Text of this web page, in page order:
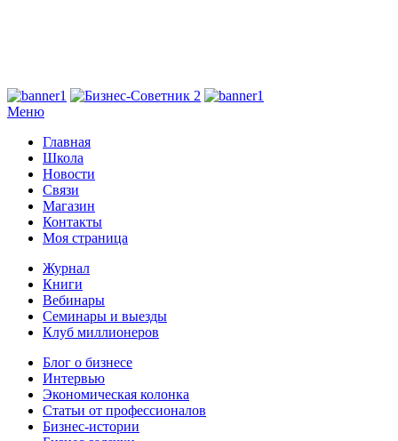
Меню
Главная
Школа
Новости
Связи
Магазин
Контакты
Моя страница
Журнал
Книги
Вебинары
Семинары и выезды
Клуб миллионеров
Блог о бизнесе
Интервью
Экономическая колонка
Статьи от профессионалов
Бизнес-истории